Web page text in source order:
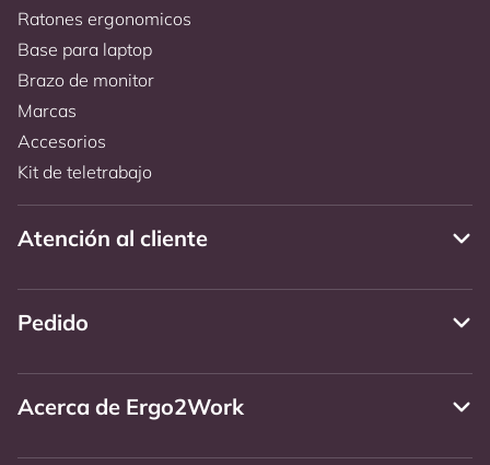
Ratones ergonomicos
Base para laptop
Brazo de monitor
Marcas
Accesorios
Kit de teletrabajo
Atención al cliente
Pedido
Acerca de Ergo2Work